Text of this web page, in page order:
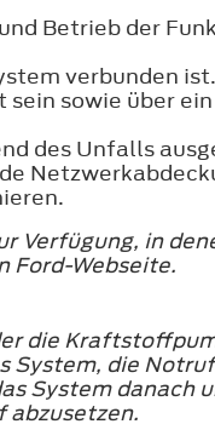
Betrieb der
verbunden ist.
sowie über
des Unfalls
Verfügung, in
Ford-Webseite.
die
die
System danach
abzusetzen.